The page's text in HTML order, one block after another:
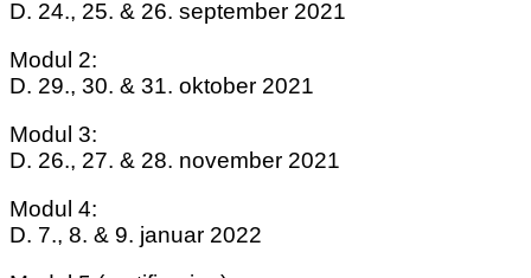
D. 24., 25. & 26. september 2021
Modul 2:
D. 29., 30. & 31. oktober 2021
Modul 3:
D. 26., 27. & 28. november 2021
Modul 4:
D. 7., 8. & 9. januar 2022